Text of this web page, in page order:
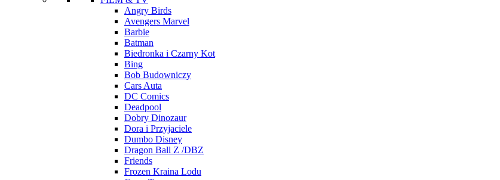
Angry Birds
Avengers Marvel
Barbie
Batman
Biedronka i Czarny Kot
Bing
Bob Budowniczy
Cars Auta
DC Comics
Deadpool
Dobry Dinozaur
Dora i Przyjaciele
Dumbo Disney
Dragon Ball Z /DBZ
Friends
Frozen Kraina Lodu